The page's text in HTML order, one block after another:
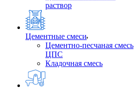
раствор
Цементные смеси
Цементно-песчаная смесь
ЦПС
Кладочная смесь